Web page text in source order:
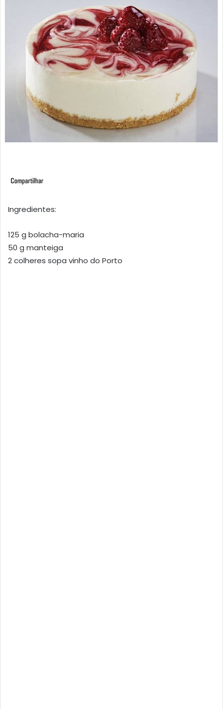
Ingredientes:
125 g bolacha-maria
50 g manteiga
2 colheres sopa vinho do Porto